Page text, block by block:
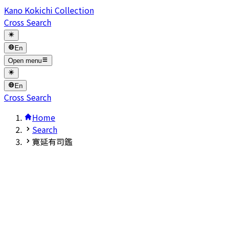
Kano Kokichi Collection
Cross Search
En
Open menu
En
Cross Search
Home
Search
寛延有司鑑